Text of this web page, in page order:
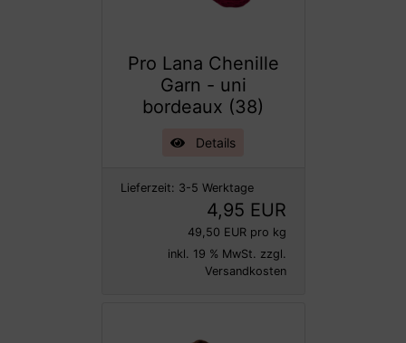
Pro Lana Chenille
Garn - uni
bordeaux (38)
Details
Lieferzeit: 3-5 Werktage
4,95 EUR
49,50 EUR pro kg
inkl. 19 % MwSt. zzgl.
Versandkosten